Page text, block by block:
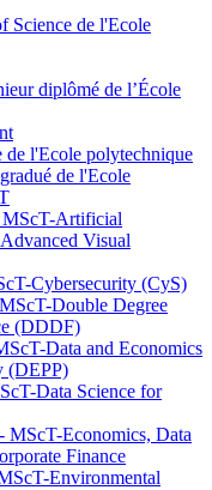
Science de l'Ecole
diplômé de l’École
l'Ecole polytechnique
de l'Ecole
Artificial
Visual
Cybersecurity (CyS)
Double Degree
(DDDF)
Data and Economics
(DEPP)
Data Science for
Economics, Data
Finance
Environmental